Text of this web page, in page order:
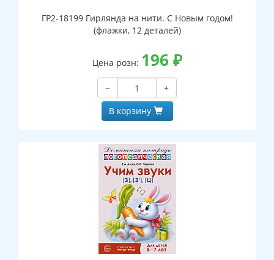
ГР2-18199 Гирлянда на нити. С Новым годом!
(флажки, 12 деталей)
Цена розн: 196 ₽
−
+
В корзину